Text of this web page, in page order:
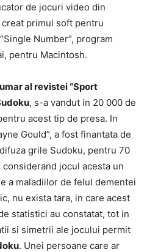
de jocuri video din
primul soft pentru
Number”, program
pentru Macintosh.
al revistei “Sport
, s-a vandut in 20 000 de
acest tip de presa. In
Gould”, a fost finantata de
grile Sudoku, pentru 70
jocul acesta un
a maladiilor de felul dementei
nu exista tara, in care acest
statistici au constatat, tot in
si simetrii ale jocului permit
. Unei persoane care ar